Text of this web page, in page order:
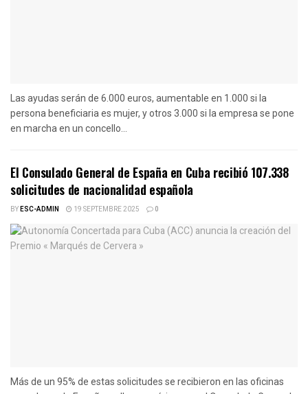
Las ayudas serán de 6.000 euros, aumentable en 1.000 si la
persona beneficiaria es mujer, y otros 3.000 si la empresa se pone
en marcha en un concello...
El Consulado General de España en Cuba recibió 107.338
solicitudes de nacionalidad española
BYESC-ADMIN 19 SEPTEMBRE 2025 0
Más de un 95% de estas solicitudes se recibieron en las oficinas